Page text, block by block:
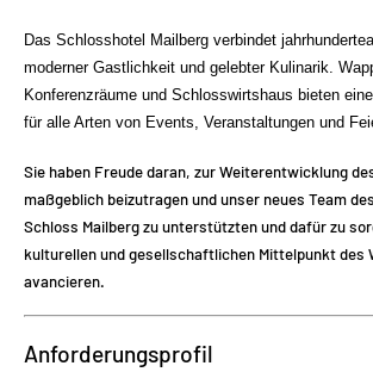
Das Schlosshotel Mailberg verbindet
moderner Gastlichkeit und gelebter Kulinarik.
Konferenzräume und Schlosswirtshaus bieten
für alle Arten von Events, Veranstaltungen und
Sie haben Freude daran, zur Weiterentwicklung
maßgeblich beizutragen und unser neues Team
Schloss Mailberg zu unterstützten und dafür zu
kulturellen und gesellschaftlichen Mittelpunkt des
avancieren.
Anforderungsprofil